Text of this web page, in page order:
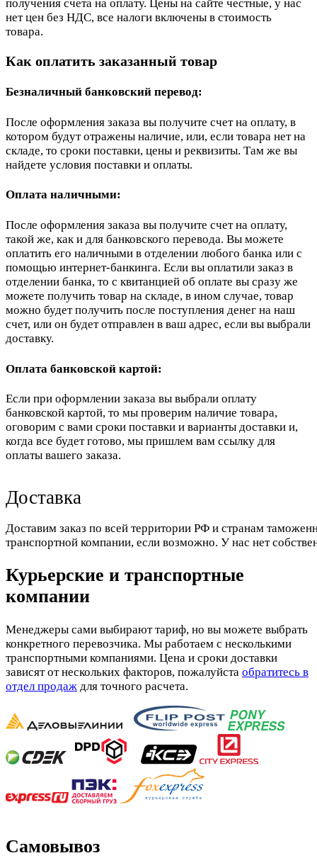
получения счета на оплату. Цены на сайте честные, у нас
нет цен без НДС, все налоги включены в стоимость
товара.
Как оплатить заказанный товар
Безналичный банковский перевод:
После оформления заказа вы получите счет на оплату, в
котором будут отражены наличие, или, если товара нет на
складе, то сроки поставки, цены и реквизиты. Там же вы
найдете условия поставки и оплаты.
Оплата наличными:
После оформления заказа вы получите счет на оплату,
такой же, как и для банковского перевода. Вы можете
оплатить его наличными в отделении любого банка или с
помощью интернет-банкинга. Если вы оплатили заказ в
отделении банка, то с квитанцией об оплате вы сразу же
можете получить товар на складе, в ином случае, товар
можно будет получить после поступления денег на наш
счет, или он будет отправлен в ваш адрес, если вы выбрали
доставку.
Оплата банковской картой:
Если при оформлении заказа вы выбрали оплату
банковской картой, то мы проверим наличие товара,
оговорим с вами сроки поставки и варианты доставки и,
когда все будет готово, мы пришлем вам ссылку для
оплаты вашего заказа.
Доставка
Доставим заказ по всей территории РФ и странам
транспортной компании, если возможно. У нас нет
Курьерские и транспортные
компании
Менеджеры сами выбирают тариф, но вы можете выбрать
конкретного перевозчика. Мы работаем с несколькими
транспортными компаниями. Цена и сроки доставки
зависят от нескольких факторов, пожалуйста обратитесь в
отдел продаж для точного расчета.
Самовывоз